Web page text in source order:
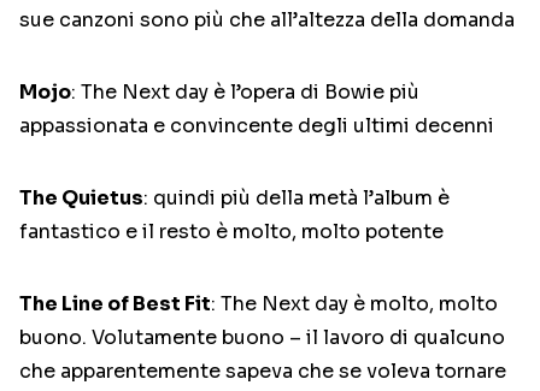
sue canzoni sono più che all’altezza della domanda
Mojo: The Next day è l’opera di Bowie più
appassionata e convincente degli ultimi decenni
The Quietus: quindi più della metà l’album è
fantastico e il resto è molto, molto potente
The Line of Best Fit: The Next day è molto, molto
buono. Volutamente buono – il lavoro di qualcuno
che apparentemente sapeva che se voleva tornare